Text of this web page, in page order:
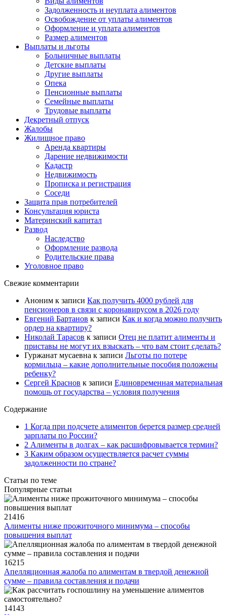
Задолженность и неуплата алиментов
Освобождение от уплаты алиментов
Оформление и уплата алиментов
Размер алиментов
Выплаты и льготы
Больничные выплаты
Детские выплаты
Другие выплаты
Опека
Пенсионные выплаты
Семейные выплаты
Трудовые выплаты
Декретный отпуск
Жалобы
Жилищное право
Аренда квартиры
Дарение недвижимости
Кадастр
Недвижимость
Прописка и регистрация
Соседи
Защита прав потребителей
Консультация юриста
Материнский капитал
Развод
Наследство
Оформление развода
Родительские права
Уголовное право
Свежие комментарии
Аноним к записи Как получить 4000 рублей для
пенсионеров в связи с коронавирусом в 2026 году
Евгений Бартанов к записи Как и когда можно получить
ордер на квартиру?
Николай Тарасов к записи Отец не платит алименты и
приставы не могут их взыскать – что вам стоит сделать?
Гуржанат мусаевна к записи Льготы по потере
кормильца – какие дополнительные пособия положены
ребенку?
Сергей Краснов к записи Единовременная материальная
помощь от государства – условия получения
Содержание
1 Когда при подсчете алиментов берется размер средней
зарплаты по России?
2 Алименты в долгах – как расшифровывается термин?
3 Каким образом осуществляется расчет суммы
задолженности по стране?
Статьи по теме
Популярные статьи
21416
Алименты ниже прожиточного минимума – способы
повышения выплат
16215
Апелляционная жалоба по алиментам в твердой денежной
сумме – правила составления и подачи
14143